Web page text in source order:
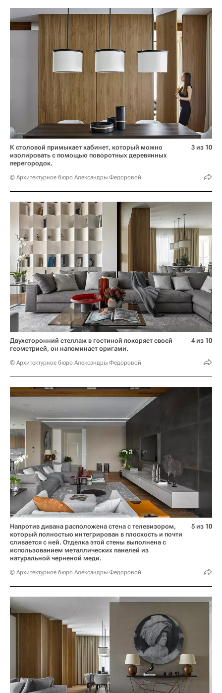
К столовой примыкает кабинет, который можно
изолировать с помощью поворотных деревянных
перегородок.
© Архитектурное бюро Александры Федоровой
3 из 10
Двухсторонний стеллаж в гостиной покоряет своей
геометрией, он напоминает оригами.
© Архитектурное бюро Александры Федоровой
4 из 10
Напротив дивана расположена стена с телевизором,
который полностью интегрирован в плоскость и почти
сливается с ней. Отделка этой стены выполнена с
использованием металлических панелей из
натуральной черненой меди.
© Архитектурное бюро Александры Федоровой
5 из 10